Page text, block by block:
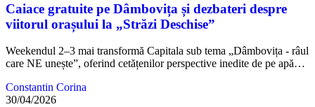
Caiace gratuite pe Dâmbovița și dezbateri despre
viitorul orașului la „Străzi Deschise”
Weekendul 2–3 mai transformă Capitala sub tema „Dâmbovița - râul
care NE unește”, oferind cetățenilor perspective inedite de pe apă…
Constantin Corina
30/04/2026